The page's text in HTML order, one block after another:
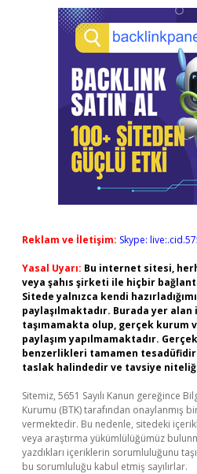
Reklam ve İletişim: Skype:
Yasal Uyarı: Bu internet sitesi,
veya şahıs şirketi ile hiçbir
Sitede yalnızca kendi
paylaşılmaktadır. Burada yer
taşımamakta olup, gerçek kurum
paylaşım yapılmamaktadır.
benzerlikleri tamamen
taslak halindedir ve tavsiye
Sitemiz, 5651 Sayılı Kanun gereğince
Kurumu (BTK) tarafından onaylanmış
vermektedir. Bu nedenle, sitedeki
veya araştırma yükümlülüğümüz
yazdıkları içeriklerin sorumluluğunu
bu sorumluluğu kabul etmiş sayılırlar.